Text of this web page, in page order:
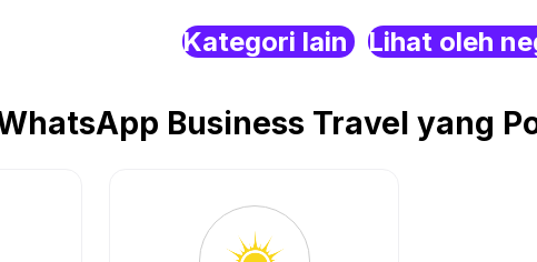
Kategori lain Lihat oleh
Business Travel yang